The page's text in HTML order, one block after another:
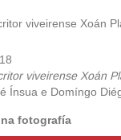
viveirense Xoán
viveirense Xoán
Ínsua e Domíngo
fotografía